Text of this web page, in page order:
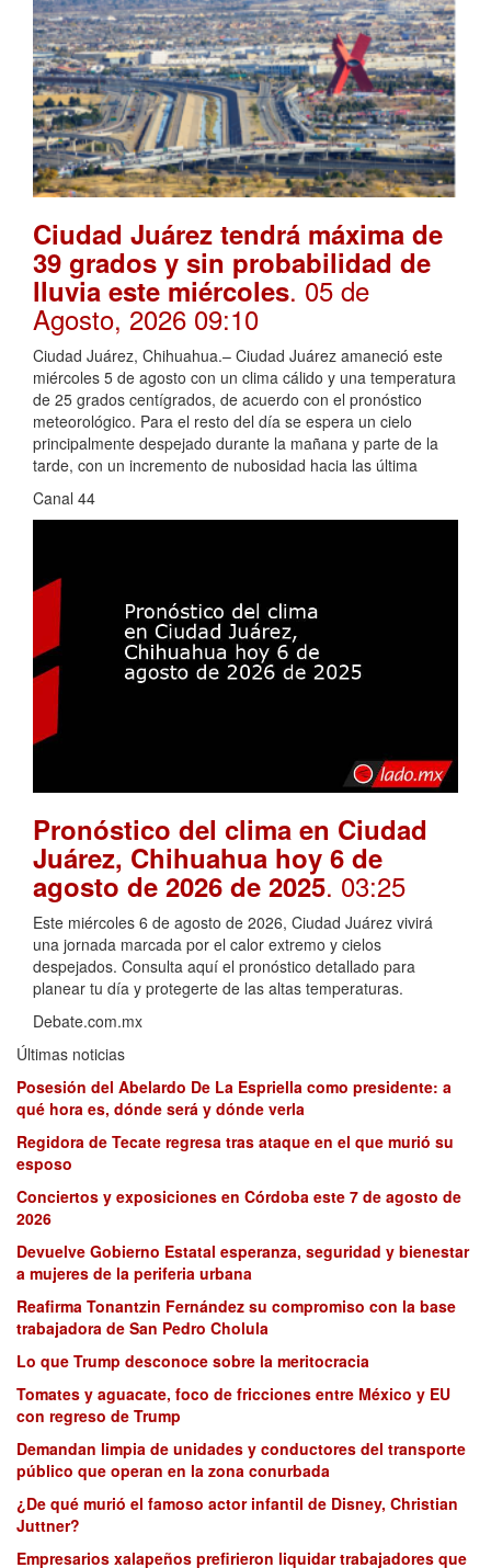
Ciudad Juárez tendrá máxima de
39 grados y sin probabilidad de
lluvia este miércoles. 05 de
Agosto, 2026 09:10
Ciudad Juárez, Chihuahua.– Ciudad Juárez amaneció este
miércoles 5 de agosto con un clima cálido y una temperatura
de 25 grados centígrados, de acuerdo con el pronóstico
meteorológico. Para el resto del día se espera un cielo
principalmente despejado durante la mañana y parte de la
tarde, con un incremento de nubosidad hacia las última
Canal 44
Pronóstico del clima en Ciudad
Juárez, Chihuahua hoy 6 de
agosto de 2026 de 2025. 03:25
Este miércoles 6 de agosto de 2026, Ciudad Juárez vivirá
una jornada marcada por el calor extremo y cielos
despejados. Consulta aquí el pronóstico detallado para
planear tu día y protegerte de las altas temperaturas.
Debate.com.mx
Últimas noticias
Posesión del Abelardo De La Espriella como presidente: a
qué hora es, dónde será y dónde verla
Regidora de Tecate regresa tras ataque en el que murió su
esposo
Conciertos y exposiciones en Córdoba este 7 de agosto de
2026
Devuelve Gobierno Estatal esperanza, seguridad y bienestar
a mujeres de la periferia urbana
Reafirma Tonantzin Fernández su compromiso con la base
trabajadora de San Pedro Cholula
Lo que Trump desconoce sobre la meritocracia
Tomates y aguacate, foco de fricciones entre México y EU
con regreso de Trump
Demandan limpia de unidades y conductores del transporte
público que operan en la zona conurbada
¿De qué murió el famoso actor infantil de Disney, Christian
Juttner?
Empresarios xalapeños prefirieron liquidar trabajadores que